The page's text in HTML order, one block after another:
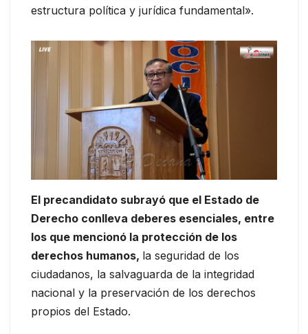
estructura política y jurídica fundamental».
El precandidato subrayó que el Estado de
Derecho conlleva deberes esenciales, entre
los que mencionó la protección de los
derechos humanos, la seguridad de los
ciudadanos, la salvaguarda de la integridad
nacional y la preservación de los derechos
propios del Estado.